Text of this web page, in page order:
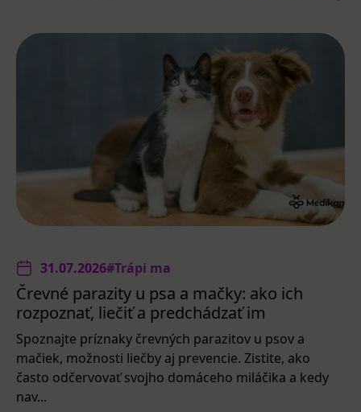
31.07.2026#Trápi ma
Črevné parazity u psa a mačky: ako ich
rozpoznať, liečiť a predchádzať im
Spoznajte príznaky črevných parazitov u psov a
mačiek, možnosti liečby aj prevencie. Zistite, ako
často odčervovať svojho domáceho miláčika a kedy
nav...